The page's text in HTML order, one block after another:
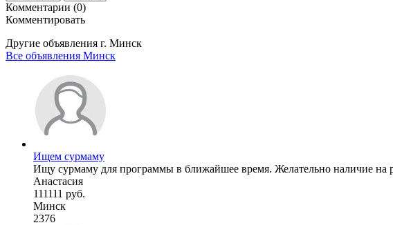
Комментарии (0)
Комментировать
Другие объявления г. Минск
Все объявления Минск
Ищем сурмаму
Ищу сурмаму для программы в ближайшее время. Желательно наличие на
Анастасия
111111 руб.
Минск
2376